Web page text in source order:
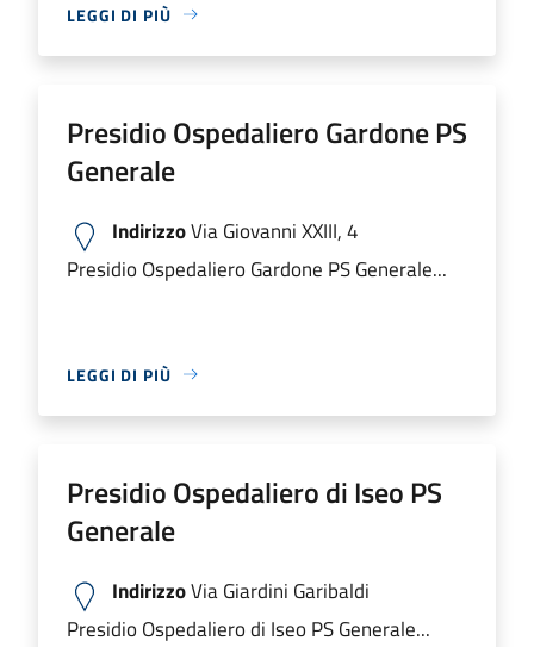
LEGGI DI PIÙ
Presidio Ospedaliero Gardone PS
Generale
IndirizzoVia Giovanni XXIII, 4
Presidio Ospedaliero Gardone PS Generale...
LEGGI DI PIÙ
Presidio Ospedaliero di Iseo PS
Generale
IndirizzoVia Giardini Garibaldi
Presidio Ospedaliero di Iseo PS Generale...